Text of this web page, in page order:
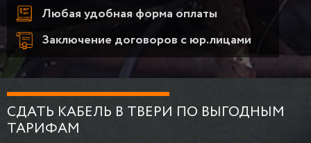
Любая удобная форма оплаты
Заключение договоров с юр.лицами
СДАТЬ КАБЕЛЬ В ТВЕРИ ПО ВЫГОДНЫМ
ТАРИФАМ